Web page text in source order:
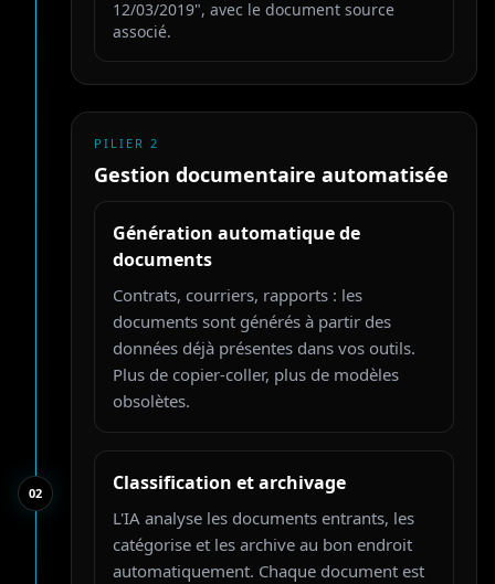
12/03/2019", avec le document source
associé.
PILIER 2
Gestion documentaire automatisée
Génération automatique de
documents
Contrats, courriers, rapports : les
documents sont générés à partir des
données déjà présentes dans vos outils.
Plus de copier-coller, plus de modèles
obsolètes.
Classification et archivage
L'IA analyse les documents entrants, les
catégorise et les archive au bon endroit
automatiquement. Chaque document est
02